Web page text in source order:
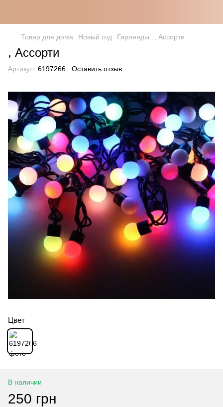
Товар для дома Новый год Гирлянды , Ассорти
, Ассорти
Артикул: 6197266 Оставить отзыв
Цвет
В наличии
250 грн